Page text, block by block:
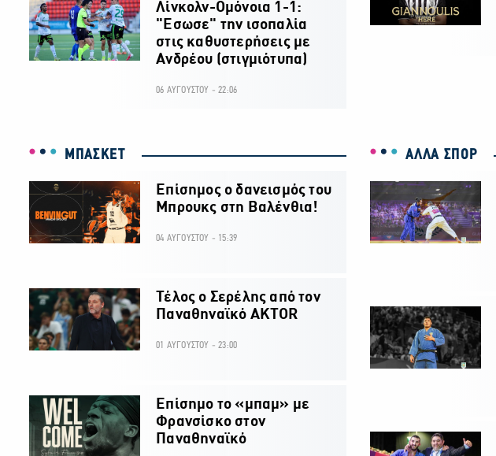
Λίνκολν-Ομόνοια 1-1:
"Εσωσε" την ισοπαλία
στις καθυστερήσεις με
Ανδρέου (στιγμιότυπα)
06 ΑΥΓΟΥΣΤΟΥ - 22:06
ΜΠΑΣΚΕΤ
Επίσημος ο δανεισμός του
Μπρουκς στη Βαλένθια!
04 ΑΥΓΟΥΣΤΟΥ - 15:39
Τέλος ο Σερέλης από τον
Παναθηναϊκό AKTOR
01 ΑΥΓΟΥΣΤΟΥ - 23:00
Επίσημο το «μπαμ» με
Φρανσίσκο στον
Παναθηναϊκό
ΑΛΛΑ ΣΠΟΡ